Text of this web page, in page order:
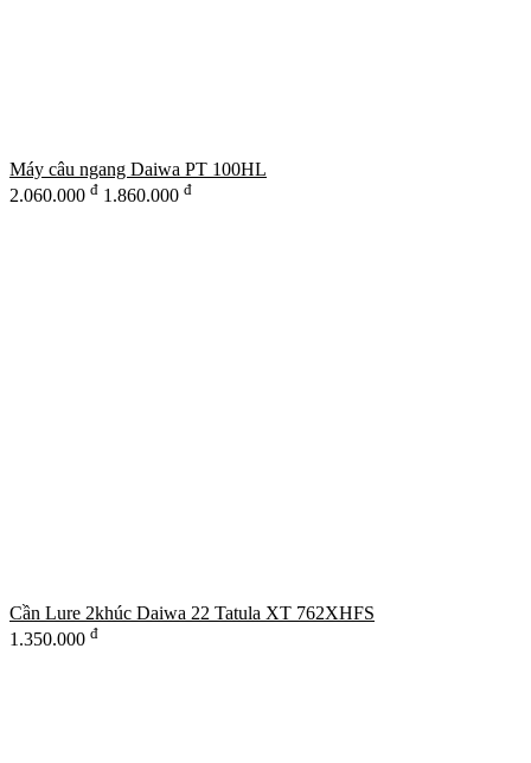
Máy câu ngang Daiwa PT 100HL
2.060.000 đ 1.860.000 đ
Cần Lure 2khúc Daiwa 22 Tatula XT 762XHFS
1.350.000 đ